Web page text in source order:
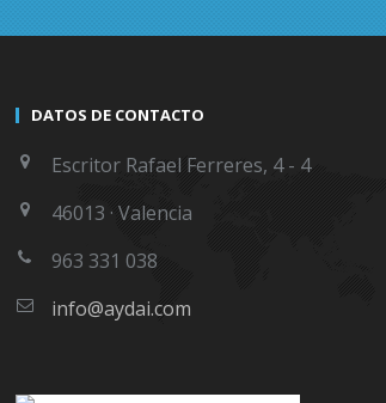
DATOS DE CONTACTO
Escritor Rafael Ferreres, 4 - 4
46013 · Valencia
963 331 038
info@aydai.com